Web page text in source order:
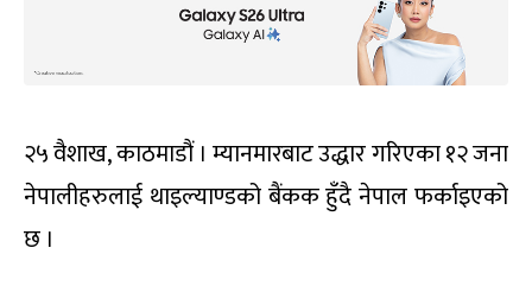
२५ वैशाख, काठमाडौं । म्यानमारबाट उद्धार गरिएका १२ जना
नेपालीहरुलाई थाइल्याण्डको बैंकक हुँदै नेपाल फर्काइएको
छ ।